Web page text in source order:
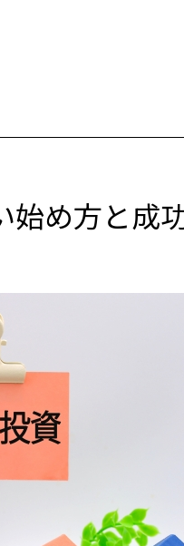
始め方と成